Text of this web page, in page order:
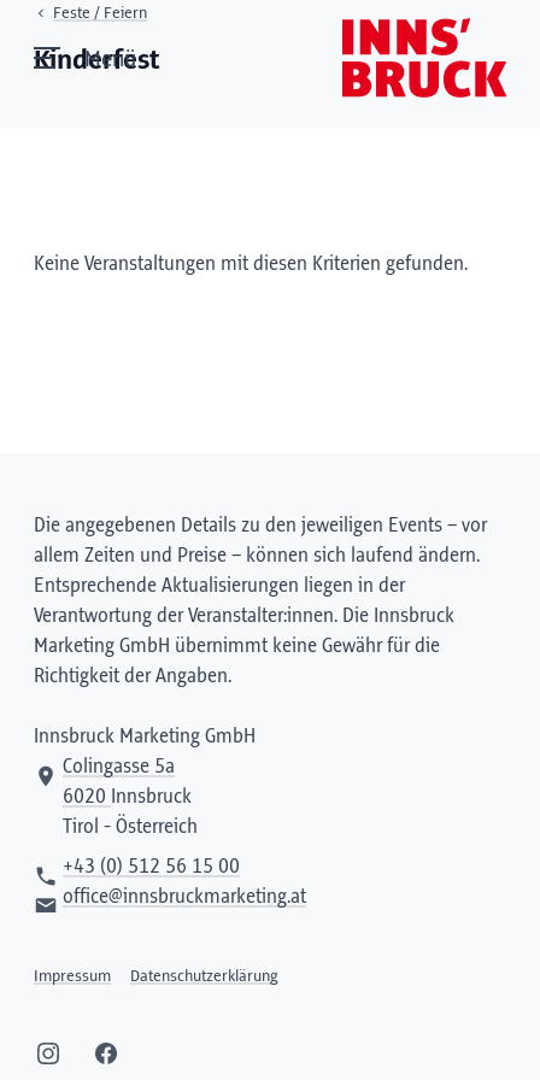
Menü
Feste / Feiern
Kinderfest
Keine Veranstaltungen mit diesen Kriterien gefunden.
Die angegebenen Details zu den jeweiligen Events – vor
allem Zeiten und Preise – können sich laufend ändern.
Entsprechende Aktualisierungen liegen in der
Verantwortung der Veranstalter:innen. Die Innsbruck
Marketing GmbH übernimmt keine Gewähr für die
Richtigkeit der Angaben.
Innsbruck Marketing GmbH
Colingasse 5a
6020 Innsbruck
Tirol - Österreich
+43 (0) 512 56 15 00
office@innsbruckmarketing.at
Impressum Datenschutzerklärung